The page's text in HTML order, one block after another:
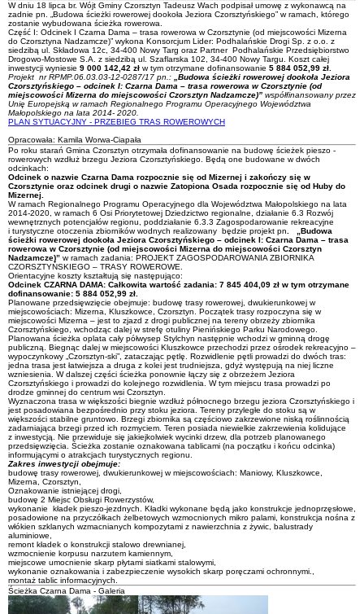
W dniu 18 lipca br. Wójt Gminy Czorsztyn Tadeusz Wach podpisał umowę z wykonawcą na
zadnie pn. „Budowa ścieżki rowerowej dookoła Jeziora Czorsztyńskiego” w ramach, którego
zostanie wybudowana ścieżka rowerowa.
Część I: Odcinek I Czarna Dama – trasa rowerowa w Czorsztynie (od miejscowości Mizerna
do Czorsztyna Nadzamcze)” wykona Konsorcjum Lider: Podhalańskie Drogi Sp. z o.o. z
siedzibą ul. Składowa 12c, 34-400 Nowy Targ oraz Partner Podhalańskie Przedsiębiorstwo
Drogowo-Mostowe S.A. z siedzibą ul. Szaflarska 102, 34-400 Nowy Targu. Koszt całej
inwestycji wyniesie 9 000 142,42 zł w tym otrzymane dofinansowanie 5 884 052,99 zł.
Projekt nr RPMP.06.03.03-12-0287/17 pn.:
„Budowa ścieżki rowerowej dookoła Jeziora
Czorsztyńskiego – odcinek I: Czarna Dama – trasa rowerowa w Czorsztynie (od
miejscowości Mizerna do miejscowości Czorsztyn Nadzamcze)” współfinansowany przez
Unię Europejską w ramach Regionalnego Programu Operacyjnego Województwa
Małopolskiego na lata 2014- 2020
PLAN SYTUACYJNY - PRZEBIEG TRAS ROWEROWYCH
Opracowała: Kamila Worwa-Ciapała
Po roku starań Gmina Czorsztyn otrzymała dofinansowanie na budowę ścieżek pieszo -
rowerowych wzdłuż brzegu Jeziora Czorsztyńskiego. Będą one budowane w dwóch
odcinkach:
Odcinek o nazwie Czarna Dama rozpocznie się od Mizernej i zakończy się w
Czorsztynie oraz odcinek drugi o nazwie Zatopiona Osada rozpocznie się od Huby do
Mizernej.
W ramach Regionalnego Programu Operacyjnego dla Województwa Małopolskiego na lata
2014-2020, w ramach 6 Osi Priorytetowej Dziedzictwo regionalne, działanie 6.3 Rozwój
wewnętrznych potencjałów regionu, poddziałanie 6.3.3 Zagospodarowanie rekreacyjne
i turystyczne otoczenia zbiorników wodnych realizowany będzie projekt pn . „Budowa
ścieżki rowerowej dookoła Jeziora Czorsztyńskiego – odcinek I: Czarna Dama – trasa
rowerowa w Czorsztynie (od miejscowości Mizerna do miejscowości Czorsztyn
Nadzamcze)” w ramach zadania: PROJEKT ZAGOSPODAROWANIA ZBIORNIKA
CZORSZTYŃSKIEGO – TRASY ROWEROWE.
Orientacyjne koszty kształtują się następująco:
Odcinek CZARNA DAMA: Całkowita wartość zadania: 7 845 404,09 zł w tym otrzymane
dofinansowanie: 5 884 052,99 zł.
Planowane przedsięwzięcie obejmuje: budowę trasy rowerowej, dwukierunkowej w
miejscowościach: Mizerna, Kluszkowce, Czorsztyn. Początek trasy rozpoczyna się w
miejscowości Mizerna – jest to zjazd z drogi publicznej na tereny obrzeży zbiornika
Czorsztyńskiego, wchodząc dalej w strefę otuliny Pienińskiego Parku Narodowego.
Planowana ścieżka oplata cały półwysep Stylchyn następnie wchodzi w gminną drogę
publiczną. Biegnąc dalej w miejscowości Kluszkowce przechodzi przez ośrodek rekreacyjno –
wypoczynkowy „Czorsztyn-ski”, zataczając pętlę. Rozwidlenie pętli prowadzi do dwóch tras:
jedna trasa jest łatwiejsza a druga z kolei jest trudniejsza, gdyż występują na niej liczne
wzniesienia. W dalszej części ścieżka ponownie łączy się z obrzeżem Jeziora
Czorsztyńskiego i prowadzi do kolejnego rozwidlenia. W tym miejscu trasa prowadzi po
drodze gminnej do centrum wsi Czorsztyn.
Wyznaczona trasa w większości biegnie wzdłuż północnego brzegu jeziora Czorsztyńskiego i
jest posadowiana bezpośrednio przy stoku jeziora. Tereny przyległe do stoku są w
większości stabilne gruntowo. Brzegi zbiornika są częściowo zakrzewione niską roślinnością
zadarniająca brzegi przed ich rozmyciem. Teren posiada niewielkie zakrzewienia kolidujące
z inwestycją. Nie przewiduje się jakiejkolwiek wycinki drzew, dla potrzeb planowanego
przedsięwzięcia. Ścieżka zostanie oznakowana tablicami (na początku i końcu odcinka)
informującymi o atrakcjach turystycznych regionu.
Zakres inwestycji obejmuje:
budowę trasy rowerowej, dwukierunkowej w miejscowościach: Maniowy, Kluszkowce,
Mizerna, Czorsztyn,
Oznakowanie istniejącej drogi,
budowę 2 Miejsc Obsługi Rowerzystów,
wykonanie kładek pieszo-jezdnych. Kładki wykonane będą jako konstrukcje jednoprzęsłowe,
posadowione na przyczółkach żelbetowych wzmocnionych mikro palami, konstrukcja nośna z
włókien szklanych wzmacnianych kompozytami z nawierzchnia z żywic, balustrady
aluminiowe,
remont kładek o konstrukcji stalowo drewnianej,
wzmocnienie korpusu narzutem kamiennym,
miejscowe umocnienie skarp płytami siatkami stalowymi,
wykonanie oznakowania i zabezpieczenie wysokich skarp poręczami ochronnymi.,
montaż tablic informacyjnych.
Ścieżka Czarna Dama - Galeria